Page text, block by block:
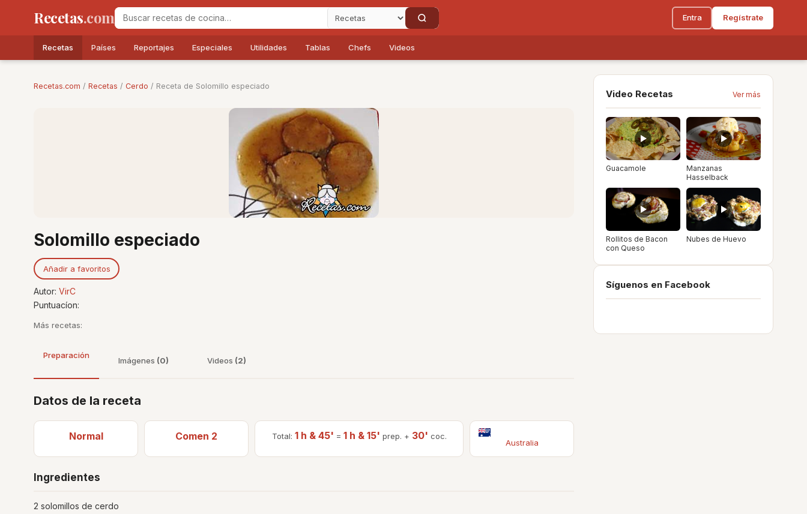
Recetas.com Entra Regístrate
Recetas Países Reportajes Especiales Utilidades Tablas Chefs Videos
Recetas.com / Recetas / Cerdo / Receta de Solomillo especiado
Solomillo especiado
Añadir a favoritos
Autor: VirC
Puntuacíon:
Más recetas:
Preparación
Imágenes (0) Videos (2)
Datos de la receta
Normal Comen 2 Total: 1 h & 45' = 1 h & 15' prep. + 30' coc.
Australia
Ingredientes
2 solomillos de cerdo
Video Recetas Ver más
Guacamole
Manzanas
Hasselback
Rollitos de Bacon
con Queso
Nubes de Huevo
Síguenos en Facebook